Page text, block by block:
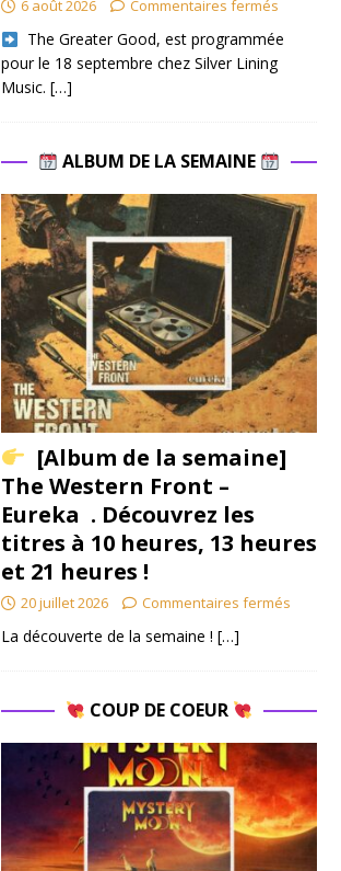
6 août 2026 Commentaires fermés
​ The Greater Good, est programmée
pour le 18 septembre chez Silver Lining
Music. […]
ALBUM DE LA SEMAINE
[Album de la semaine]
The Western Front –
Eureka . Découvrez les
titres à 10 heures, 13 heures
et 21 heures !
20 juillet 2026 Commentaires fermés
La découverte de la semaine ! […]
COUP DE COEUR